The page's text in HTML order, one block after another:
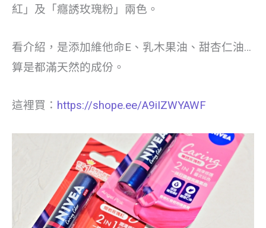
紅」及「癮誘玫瑰粉」兩色。
看介紹，是添加維他命E、乳木果油、甜杏仁油…
算是都滿天然的成份。
這裡買： https://shope.ee/A9iIZWYAWF